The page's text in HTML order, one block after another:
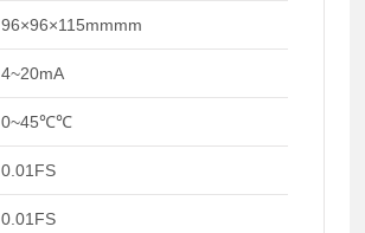
96×96×115mmmm
4~20mA
0~45℃℃
0.01FS
0.01FS